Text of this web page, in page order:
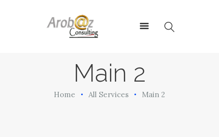
Main 2
Home All Services Main 2
ArobazConsulting
NOS SOLUTIONS